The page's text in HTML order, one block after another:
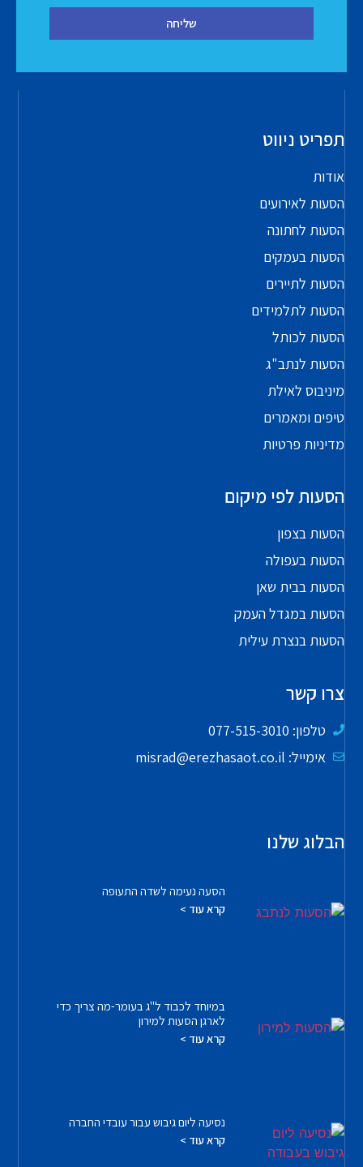
שליחה
תפריט ניווט
אודות
הסעות לאירועים
הסעות לחתונה
הסעות בעמקים
הסעות לתיירים
הסעות לתלמידים
הסעות לכותל
הסעות לנתב"ג
מיניבוס לאילת
טיפים ומאמרים
מדיניות פרטיות
הסעות לפי מיקום
הסעות בצפון
הסעות בעפולה
הסעות בבית שאן
הסעות במגדל העמק
הסעות בנצרת עילית
צרו קשר
טלפון: 077-515-3010
אימייל: misrad@erezhasaot.co.il
הבלוג שלנו
הסעה נעימה לשדה התעופה
קרא עוד >
במיוחד לכבוד ל"ג בעומר-מה צריך כדי
לארגן הסעות למירון
קרא עוד >
נסיעה ליום גיבוש עבור עובדי החברה
קרא עוד >